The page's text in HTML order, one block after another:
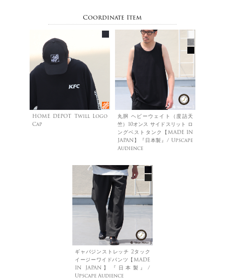
Coordinate Item
HOME DEPOT Twill Logo
Cap
丸胴 ヘビーウェイト（度詰天
竺）10オンス サイドスリット ロ
ングベストタンク【MADE IN
JAPAN】『日本製』/ Upscape
Audience
ギャバジンストレッチ 2タック
イージーワイドパンツ【MADE
IN JAPAN】『日本製』/
Upscape Audience